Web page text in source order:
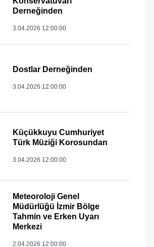
Derneğinden
3.04.2026 12:00:00
Dostlar Derneğinden
3.04.2026 12:00:00
Küçükkuyu Cumhuriyet
Türk Müziği Korosundan
3.04.2026 12:00:00
Meteoroloji Genel
Müdürlüğü İzmir Bölge
Tahmin ve Erken Uyarı
Merkezi
2.04.2026 12:00:00